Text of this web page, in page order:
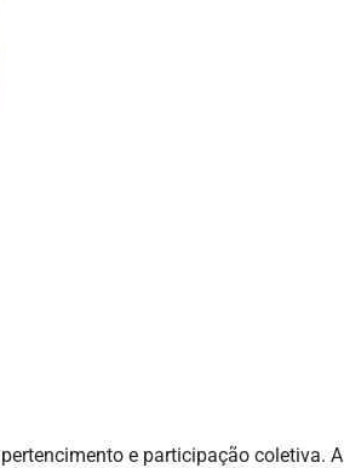
e participação coletiva. A